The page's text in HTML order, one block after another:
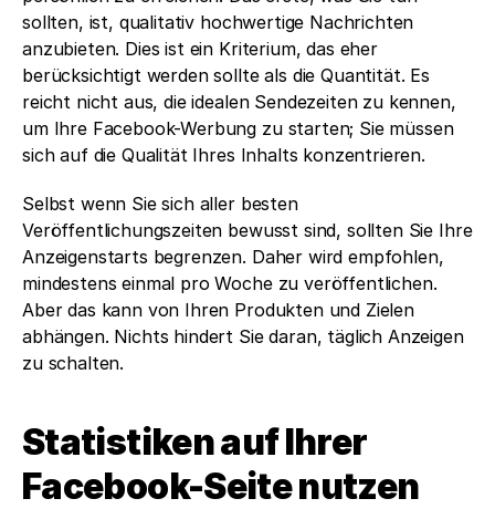
sollten, ist, qualitativ hochwertige Nachrichten
anzubieten. Dies ist ein Kriterium, das eher
berücksichtigt werden sollte als die Quantität. Es
reicht nicht aus, die idealen Sendezeiten zu kennen,
um Ihre Facebook-Werbung zu starten; Sie müssen
sich auf die Qualität Ihres Inhalts konzentrieren.
Selbst wenn Sie sich aller besten
Veröffentlichungszeiten bewusst sind, sollten Sie Ihre
Anzeigenstarts begrenzen. Daher wird empfohlen,
mindestens einmal pro Woche zu veröffentlichen.
Aber das kann von Ihren Produkten und Zielen
abhängen. Nichts hindert Sie daran, täglich Anzeigen
zu schalten.
Statistiken auf Ihrer
Facebook-Seite nutzen